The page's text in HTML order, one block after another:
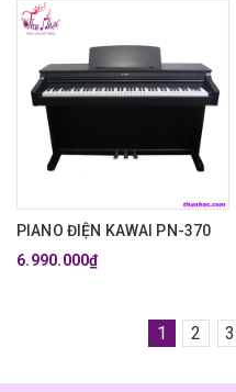
PIANO ĐIỆN KAWAI PN-370
6.990.000₫
1 2 3